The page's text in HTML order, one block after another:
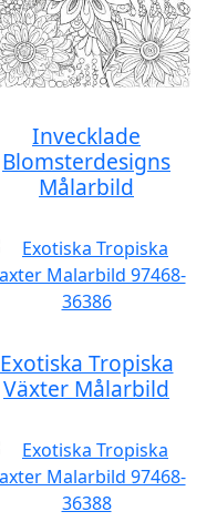
Invecklade
Blomsterdesigns
Målarbild
Exotiska Tropiska
Växter Målarbild